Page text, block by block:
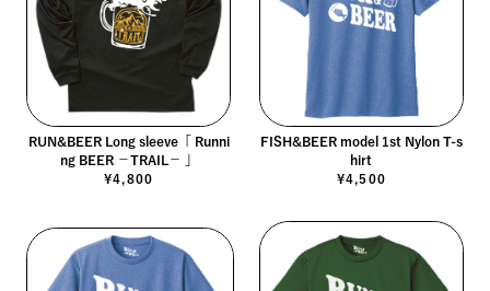
RUN&BEER Long sleeve「 Runni
ng BEER －TRAIL－ 」
¥4,800
FISH&BEER model 1st Nylon T-s
hirt
¥4,500